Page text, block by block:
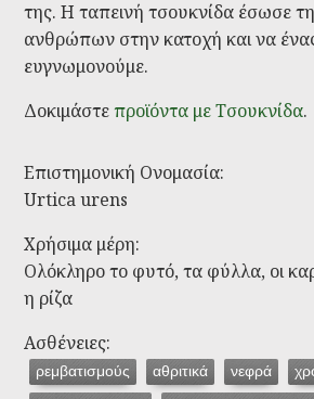
της. Η ταπεινή τσουκνίδα έσωσε
ανθρώπων στην κατοχή και να
ευγνωμονούμε.
Δοκιμάστεπροϊόντα με Τσουκνίδα.
Επιστημονική Ονομασία:
Urtica urens
Χρήσιμα μέρη:
Ολόκληρο το φυτό, τα φύλλα, οι
η ρίζα
Ασθένειες:
ρεμβατισμούς αθριτικά νεφρά